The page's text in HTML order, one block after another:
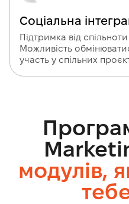
Соціальна
Підтримка від
Можливість
участь у спільних
модулів,